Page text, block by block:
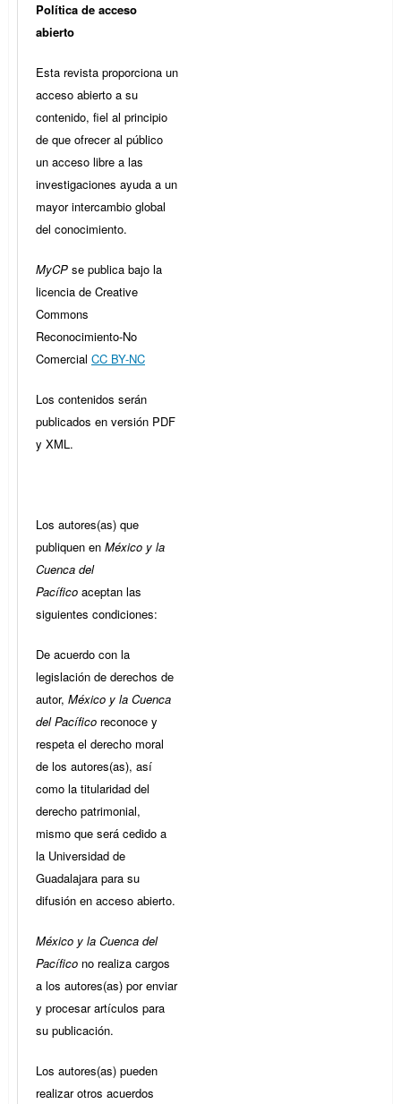
Política de acceso
abierto
Esta revista proporciona un
acceso abierto a su
contenido, fiel al principio
de que ofrecer al público
un acceso libre a las
investigaciones ayuda a un
mayor intercambio global
del conocimiento.
MyCP se publica bajo la
licencia de Creative
Commons
Reconocimiento-No
Comercial CC BY-NC
Los contenidos serán
publicados en versión PDF
y XML.
Los autores(as) que
publiquen en México y la
Cuenca del
Pacífico aceptan las
siguientes condiciones:
De acuerdo con la
legislación de derechos de
autor, México y la Cuenca
del Pacífico reconoce y
respeta el derecho moral
de los autores(as), así
como la titularidad del
derecho patrimonial,
mismo que será cedido a
la Universidad de
Guadalajara para su
difusión en acceso abierto.
México y la Cuenca del
Pacífico no realiza cargos
a los autores(as) por enviar
y procesar artículos para
su publicación.
Los autores(as) pueden
realizar otros acuerdos